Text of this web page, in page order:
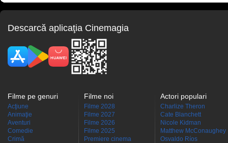
Descarcă aplicaţia Cinemagia
Filme pe genuri
Acţiune
Animaţie
Aventuri
Comedie
Crimă
Filme noi
Filme 2028
Filme 2027
Filme 2026
Filme 2025
Premiere cinema
Actori populari
Charlize Theron
Cate Blanchett
Nicole Kidman
Matthew McConaughey
Osvaldo Ríos